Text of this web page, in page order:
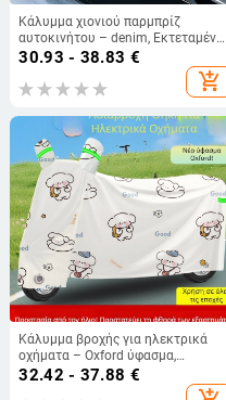
Κάλυμμα χιονιού παρμπρίζ
αυτοκινήτου – denim, Εκτεταμένο
Στυλ, κωδικός WJ0085,
εγκατάσταση με λουριά, καθολικό
30.93 - 38.83 €
add_shopping_cart
Κάλυμμα βροχής για ηλεκτρικά
οχήματα – Oxford ύφασμα,
αδιάβροχο, πλήρης κάλυψη για
32.42 - 37.88 €